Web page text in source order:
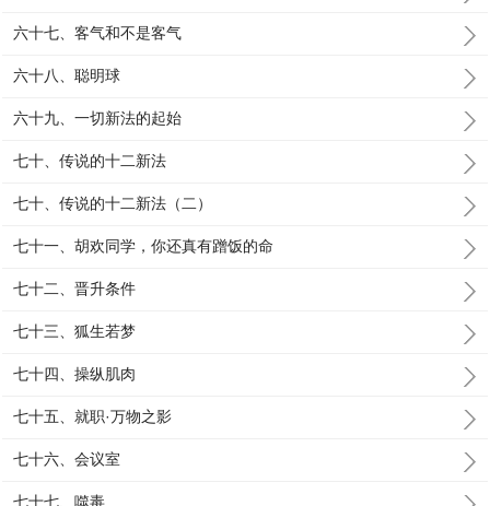
六十七、客气和不是客气
六十八、聪明球
六十九、一切新法的起始
七十、传说的十二新法
七十、传说的十二新法（二）
七十一、胡欢同学，你还真有蹭饭的命
七十二、晋升条件
七十三、狐生若梦
七十四、操纵肌肉
七十五、就职·万物之影
七十六、会议室
七十七、噬毒